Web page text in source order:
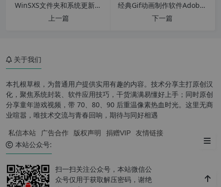
WinSXS文件夹和系统更新清理工具 v8.19绿色版
上一篇
经典Gif动画制作软件Adobe Imageready CS2 9.0 简体中文绿色版
下一篇
免费下载地址：
关于我们
本扎根草根，为普通用户提供实用有趣的内容。技术分享主打原创汉
化，聚焦系统封装、软件应用技巧，干货满满易懂好上手；同时原创
分享童年游戏视频，带 70、80、90 后重温像素热血时光。这里无商
业喧嚣，唯技术交流与青春回响，期待与同好相遇
私信本站 广告合作 版权声明 捐赠VIP 友情链接
本站公众号:
扫一扫关注公众号，本站微信公
众号仅用于获取解压密码，谢绝